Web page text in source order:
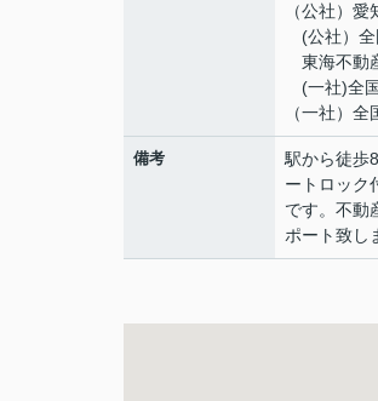
（公社）
(公社）全
東海不動
(一社)全
（一社）
備考
駅から徒歩
ートロック
です。不動
ポート致し